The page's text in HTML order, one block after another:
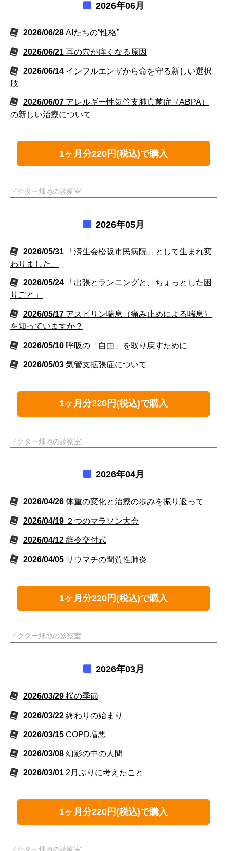
2026年06月
2026/06/28 AIたちの“性格”
2026/06/21 耳の穴が痒くなる原因
2026/06/14 インフルエンザから命を守る新しい選択
肢
2026/06/07 アレルギー性気管支肺真菌症（ABPA）
の新しい治療について
1ヶ月分220円(税込)で購入
ドクター畑地の診察室
2026年05月
2026/05/31
「済生会松阪市民病院」として生まれ変
わりました。
2026/05/24
「出張とランニングと、ちょっとした困
りごと」
2026/05/17 アスピリン喘息（痛み止めによる喘息）
を知っていますか？
2026/05/10 呼吸の「自由」を取り戻すために
2026/05/03 気管支拡張症について
1ヶ月分220円(税込)で購入
ドクター畑地の診察室
2026年04月
2026/04/26 体重の変化と治療の歩みを振り返って
2026/04/19 ２つのマラソン大会
2026/04/12 辞令交付式
2026/04/05 リウマチの間質性肺炎
1ヶ月分220円(税込)で購入
ドクター畑地の診察室
2026年03月
2026/03/29 桜の季節
2026/03/22 終わりの始まり
2026/03/15 COPD増悪
2026/03/08 幻影の中の人間
2026/03/01 2月ぶりに考えたこと
1ヶ月分220円(税込)で購入